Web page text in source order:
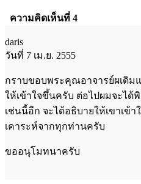
ความคิดเห็นที่ 4
daris
วันที่ 7 เม.ย. 2555
กราบขอบพระคุณอาจารย์ผเดิม
ให้เข้าใจขึ้นครับ ต่อไปผมจะไ
เช่นนี้อีก จะได้อธิบายให้เขาเข้
เคาระห์จากทุกท่านครับ
ขออนุโมทนาครับ